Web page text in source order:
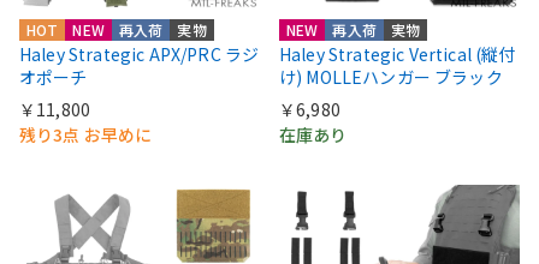
HOT NEW 再入荷 実物
Haley Strategic APX/PRC ラジ
オポーチ
￥11,800
残り3点 お早めに
NEW 再入荷 実物
Haley Strategic Vertical (縦付
け) MOLLEハンガー ブラック
￥6,980
在庫あり